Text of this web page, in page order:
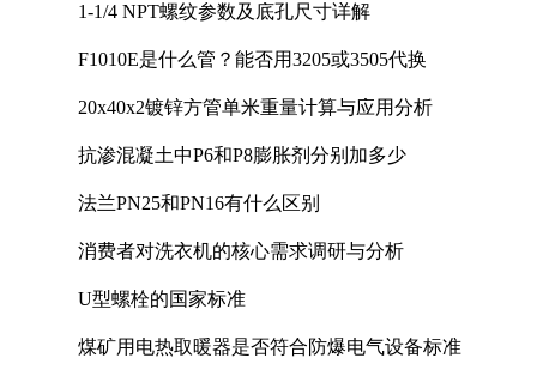
1-1/4 NPT螺纹参数及底孔尺寸详解
F1010E是什么管？能否用3205或3505代换
20x40x2镀锌方管单米重量计算与应用分析
抗渗混凝土中P6和P8膨胀剂分别加多少
法兰PN25和PN16有什么区别
消费者对洗衣机的核心需求调研与分析
U型螺栓的国家标准
煤矿用电热取暖器是否符合防爆电气设备标准